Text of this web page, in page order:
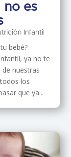
no es
Infantil
bebé?
ya no te
nuestras
los
que ya...